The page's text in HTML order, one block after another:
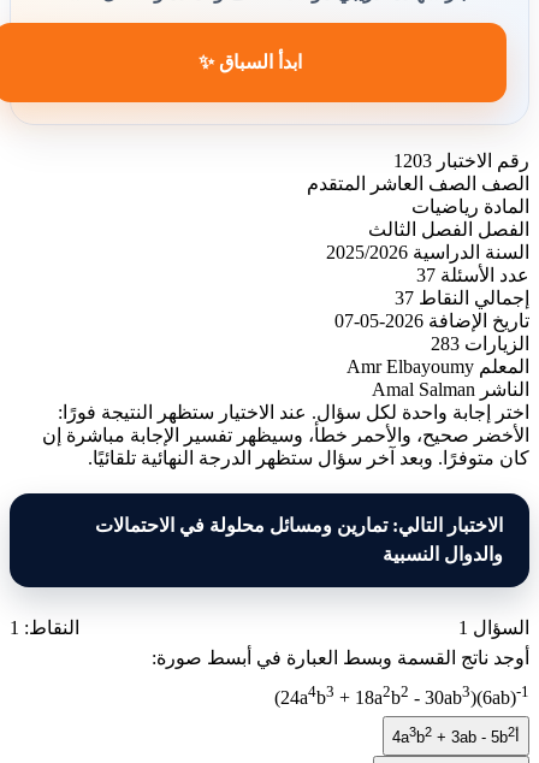
ابدأ السباق ✨
رقم الاختبار 1203
الصف
الصف العاشر المتقدم
المادة رياضيات
الفصل
الفصل الثالث
السنة الدراسية 2025/2026
عدد الأسئلة 37
إجمالي النقاط 37
تاريخ الإضافة 2026-05-07
الزيارات 283
المعلم Amr Elbayoumy
الناشر Amal Salman
اختر إجابة واحدة لكل سؤال. عند الاختيار ستظهر النتيجة فورًا:
الأخضر صحيح، والأحمر خطأ، وسيظهر تفسير الإجابة مباشرة إن
كان متوفرًا. وبعد آخر سؤال ستظهر الدرجة النهائية تلقائيًا.
الاختبار التالي: تمارين ومسائل محلولة في الاحتمالات
والدوال النسبية
السؤال 1
النقاط: 1
أوجد ناتج القسمة وبسط العبارة في أبسط صورة:
(24a4b3 + 18a2b2 - 30ab3)(6ab)-1
4a3b2 + 3ab - 5b2